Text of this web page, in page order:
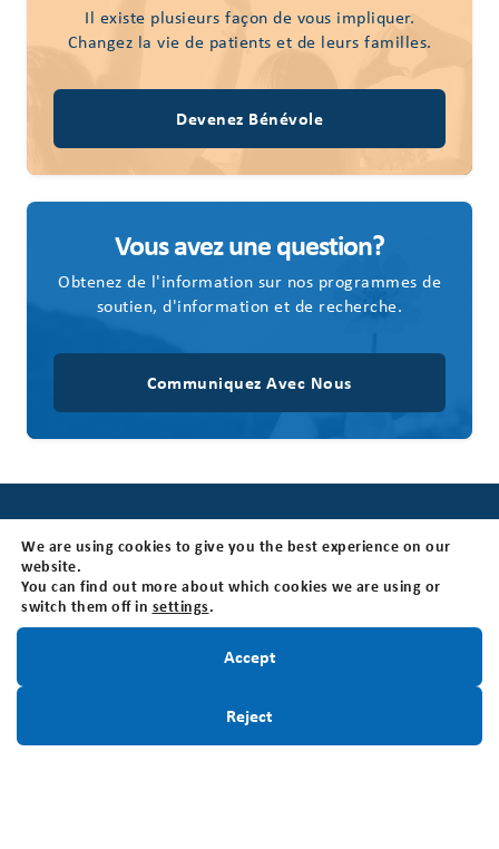
Il existe plusieurs façon de vous impliquer.
Changez la vie de patients et de leurs familles.
Devenez Bénévole
Vous avez une question?
Obtenez de l'information sur nos programmes de
soutien, d'information et de recherche.
Communiquez Avec Nous
Nous joindre
Fondation canadienne des tumeurs cérébrales
205 Horton St E, Suite 203, London, ON N6B 1K7
Hueres d'ouverture: Le bureau est ouvert du lundi au
vendredi de 8h30 à 16h30 (HNE)
We are using cookies to give you the best experience on our
website.
You can find out more about which cookies we are using or
switch them off in settings.
Accept
Reject